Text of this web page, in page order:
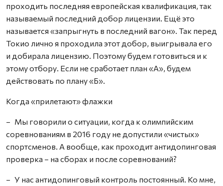
проходить последняя европейская квалификация, так
называемый последний добор лицензии. Ещё это
называется «запрыгнуть в последний вагон». Так перед
Токио лично я проходила этот добор, выигрывала его
и добирала лицензию. Поэтому будем готовиться и к
этому отбору. Если не сработает план «А», будем
действовать по плану «Б».
Когда «прилетают» флажки
– Мы говорили о ситуации, когда к олимпийским
соревнованиям в 2016 году не допустили «чистых»
спортсменов. А вообще, как проходит антидопинговая
проверка – на сборах и после соревнований?
– У нас антидопинговый контроль постоянный. Ко мне,